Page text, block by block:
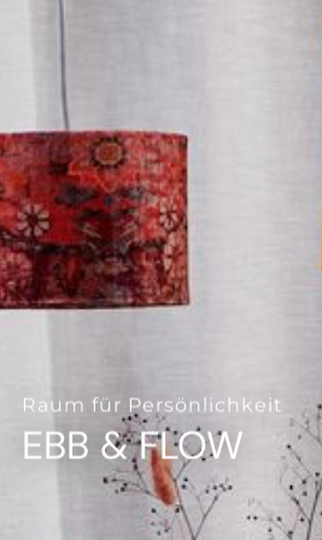
Raum für Persönlichkeit
EBB & FLOW